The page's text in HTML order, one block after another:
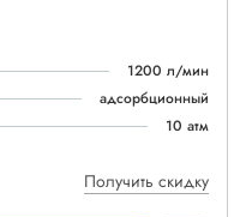
1200 л/мин
адсорбционный
10 атм
Получить скидку